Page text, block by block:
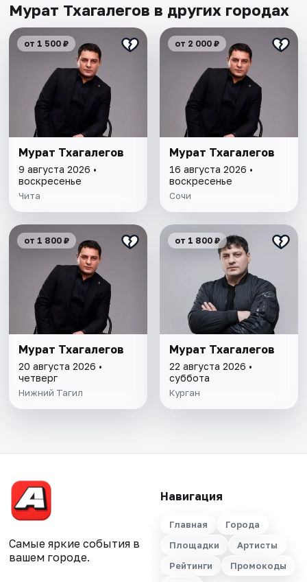
Мурат Тхагалегов в других городах
от 1 500 ₽
Мурат Тхагалегов
9 августа 2026 •
воскресенье
Чита
от 2 000 ₽
Мурат Тхагалегов
16 августа 2026 •
воскресенье
Сочи
от 1 800 ₽
Мурат Тхагалегов
20 августа 2026 •
четверг
Нижний Тагил
от 1 800 ₽
Мурат Тхагалегов
22 августа 2026 •
суббота
Курган
Самые яркие события в
вашем городе.
Навигация
Главная
Города
Площадки
Артисты
Рейтинги
Промокоды